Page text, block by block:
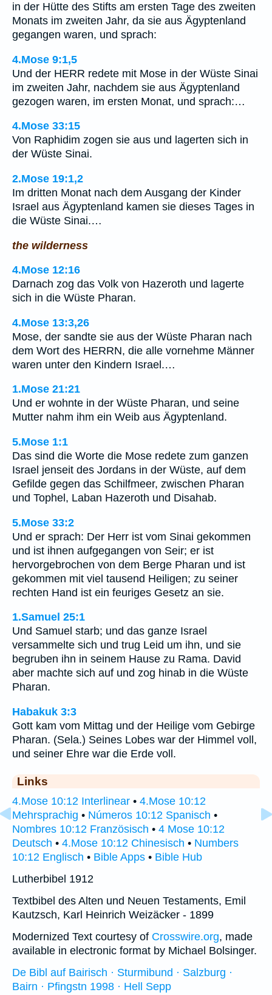
in der Hütte des Stifts am ersten Tage des zweiten
Monats im zweiten Jahr, da sie aus Ägyptenland
gegangen waren, und sprach:
4.Mose 9:1,5
Und der HERR redete mit Mose in der Wüste Sinai
im zweiten Jahr, nachdem sie aus Ägyptenland
gezogen waren, im ersten Monat, und sprach:…
4.Mose 33:15
Von Raphidim zogen sie aus und lagerten sich in
der Wüste Sinai.
2.Mose 19:1,2
Im dritten Monat nach dem Ausgang der Kinder
Israel aus Ägyptenland kamen sie dieses Tages in
die Wüste Sinai.…
the wilderness
4.Mose 12:16
Darnach zog das Volk von Hazeroth und lagerte
sich in die Wüste Pharan.
4.Mose 13:3,26
Mose, der sandte sie aus der Wüste Pharan nach
dem Wort des HERRN, die alle vornehme Männer
waren unter den Kindern Israel.…
1.Mose 21:21
Und er wohnte in der Wüste Pharan, und seine
Mutter nahm ihm ein Weib aus Ägyptenland.
5.Mose 1:1
Das sind die Worte die Mose redete zum ganzen
Israel jenseit des Jordans in der Wüste, auf dem
Gefilde gegen das Schilfmeer, zwischen Pharan
und Tophel, Laban Hazeroth und Disahab.
5.Mose 33:2
Und er sprach: Der Herr ist vom Sinai gekommen
und ist ihnen aufgegangen von Seir; er ist
hervorgebrochen von dem Berge Pharan und ist
gekommen mit viel tausend Heiligen; zu seiner
rechten Hand ist ein feuriges Gesetz an sie.
1.Samuel 25:1
Und Samuel starb; und das ganze Israel
versammelte sich und trug Leid um ihn, und sie
begruben ihn in seinem Hause zu Rama. David
aber machte sich auf und zog hinab in die Wüste
Pharan.
Habakuk 3:3
Gott kam vom Mittag und der Heilige vom Gebirge
Pharan. (Sela.) Seines Lobes war der Himmel voll,
und seiner Ehre war die Erde voll.
Links
4.Mose 10:12 Interlinear • 4.Mose 10:12
Mehrsprachig • Números 10:12 Spanisch •
Nombres 10:12 Französisch • 4 Mose 10:12
Deutsch • 4.Mose 10:12 Chinesisch • Numbers
10:12 Englisch • Bible Apps • Bible Hub
Lutherbibel 1912
Textbibel des Alten und Neuen Testaments, Emil
Kautzsch, Karl Heinrich Weizäcker - 1899
Modernized Text courtesy of Crosswire.org, made
available in electronic format by Michael Bolsinger.
De Bibl auf Bairisch · Sturmibund · Salzburg ·
Bairn · Pfingstn 1998 · Hell Sepp